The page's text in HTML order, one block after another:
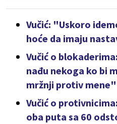
Vučić: "Uskoro
hoće da imaju
Vučić o
nađu nekoga ko bi
mržnji protiv mene"
Vučić o
oba puta sa 60